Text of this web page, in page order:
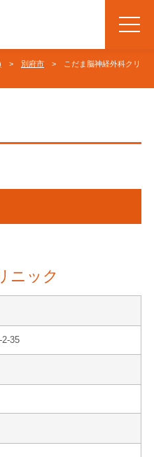
> 別府市 > こだま脳神経外科クリ
ニック
35